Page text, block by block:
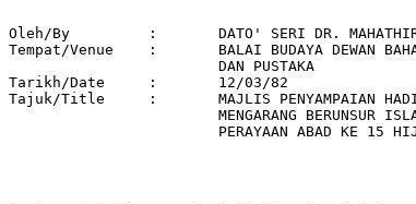
Oleh/By		:	DATO' SERI DR. MAHATHIR BIN MOHAMAD
Tempat/Venue 	: 	BALAI BUDAYA DEWAN BAHASA
Tarikh/Date 	: 	12/03/82
Tajuk/Title  	: 	MAJLIS PENYAMPAIAN HADIAH PERADUAN